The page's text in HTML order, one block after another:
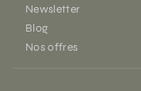
Newsletter
Blog
Nos offres